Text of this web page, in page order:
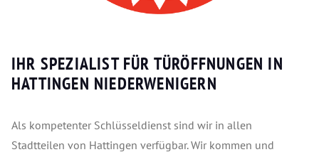
IHR SPEZIALIST FÜR TÜRÖFFNUNGEN IN
HATTINGEN NIEDERWENIGERN
Als kompetenter Schlüsseldienst sind wir in allen
Stadtteilen von Hattingen verfügbar. Wir kommen und